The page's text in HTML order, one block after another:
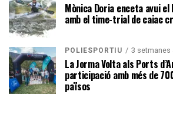
Mònica Doria enceta avui el
amb el time-trial de caiac
POLIESPORTIU 3 setmanes
La Jorma Volta als Ports
participació amb més de
països